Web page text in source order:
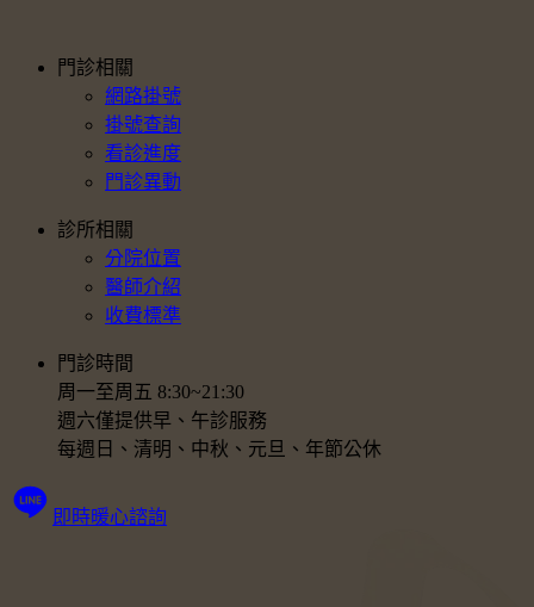
門診相關
網路掛號
掛號查詢
看診進度
門診異動
診所相關
分院位置
醫師介紹
收費標準
門診時間
周一至周五 8:30~21:30
週六僅提供早、午診服務
每週日、清明、中秋、元旦、年節公休
即時暖心諮詢